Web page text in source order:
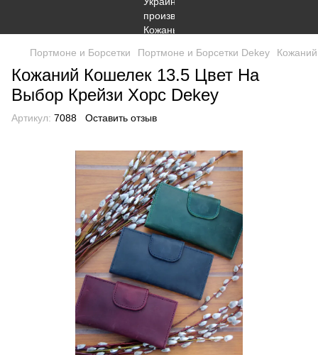
Портмоне и Борсетки Портмоне и Борсетки Dekey
Кожаний Кошелек 13.5 Цвет На
Выбор Крейзи Хорс Dekey
Артикул: 7088 Оставить отзыв